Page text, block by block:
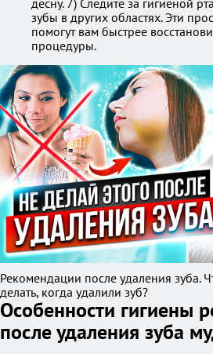
десну. 7) Следите за гигиеной
зубы в других областях. Эти
помогут вам быстрее
процедуры.
Рекомендации после удаления зуба.
делать, когда удалили зуб?
Особенности гигиены
после удаления зуба